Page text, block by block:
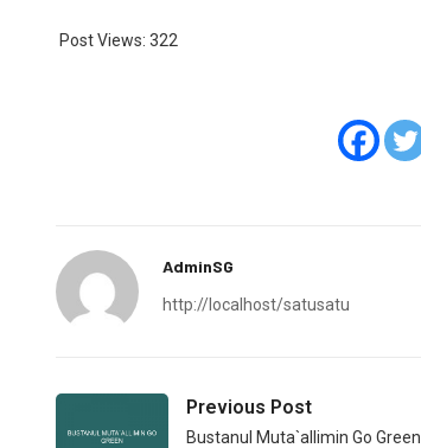
Post Views: 322
AdminSG
http://localhost/satusatu
Previous Post
Bustanul Muta`allimin Go Green